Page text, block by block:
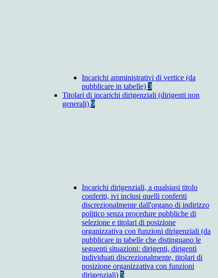
Incarichi amministrativi di vertice (da
pubblicare in tabelle) 3
Titolari di incarichi dirigenziali (dirigenti non
generali) 9
Incarichi dirigenziali, a qualsiasi titolo
conferiti, ivi inclusi quelli conferiti
discrezionalmente dall'organo di indirizzo
politico senza procedure pubbliche di
selezione e titolari di posizione
organizzativa con funzioni dirigenziali (da
pubblicare in tabelle che distinguano le
seguenti situazioni: dirigenti, dirigenti
individuati discrezionalmente, titolari di
posizione organizzativa con funzioni
dirigenziali) 5